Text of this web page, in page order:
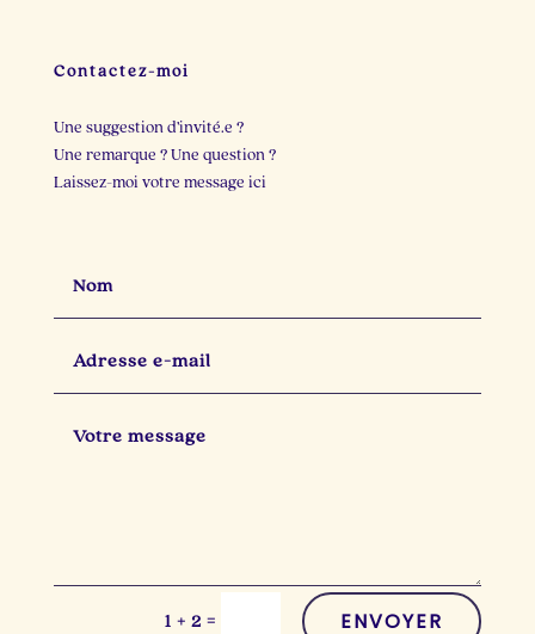
Contactez-moi
Une suggestion d’invité.e ?
Une remarque ? Une question ?
Laissez-moi votre message ici
1 + 2 = ENVOYER